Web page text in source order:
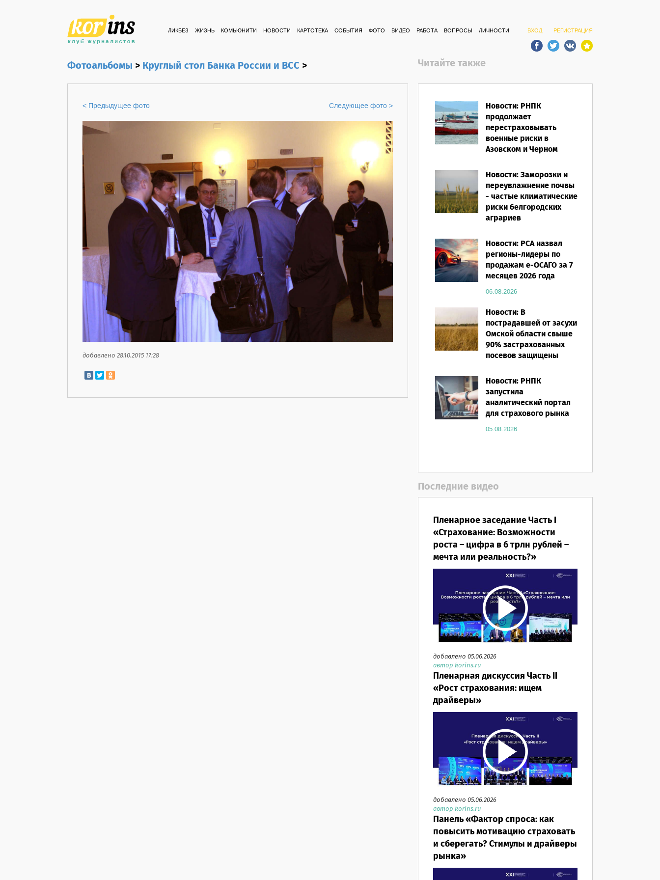
ВХОД РЕГИСТРАЦИЯ
ЛИКБЕЗ ЖИЗНЬ КОМЬЮНИТИ НОВОСТИ КАРТОТЕКА СОБЫТИЯ ФОТО ВИДЕО РАБОТА ВОПРОСЫ ЛИЧНОСТИ
Фотоальбомы>Круглый стол Банка России и ВСС>
< Предыдущее фото Следующее фото >
добавлено 28.10.2015 17:28
Читайте также
Новости: РНПК
продолжает
перестраховывать
военные риски в
Азовском и Черном
06.08.2026
Новости: Заморозки и
переувлажнение почвы
- частые климатические
риски белгородских
аграриев
Новости: РСА назвал
регионы-лидеры по
продажам е-ОСАГО за 7
месяцев 2026 года
06.08.2026
Новости: В
пострадавшей от засухи
Омской области свыше
90% застрахованных
посевов защищены
05.08.2026
Новости: РНПК
запустила
аналитический портал
для страхового рынка
05.08.2026
Последние видео
Пленарное заседание Часть I
«Страхование: Возможности
роста – цифра в 6 трлн рублей –
мечта или реальность?»
добавлено 05.06.2026
автор korins.ru
Пленарная дискуссия Часть II
«Рост страхования: ищем
драйверы»
добавлено 05.06.2026
автор korins.ru
Панель «Фактор спроса: как
повысить мотивацию страховать
и сберегать? Стимулы и драйверы
рынка»